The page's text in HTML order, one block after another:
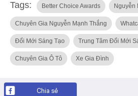
Tags: Better Choice Awards Nguyễn
Chuyên Gia Nguyễn Mạnh Thắng
Đổi Mới Sáng Tạo Trung Tâm Đổi Mới
Chuyên Gia Ô Tô Xe Gia Đình
Chia sẻ